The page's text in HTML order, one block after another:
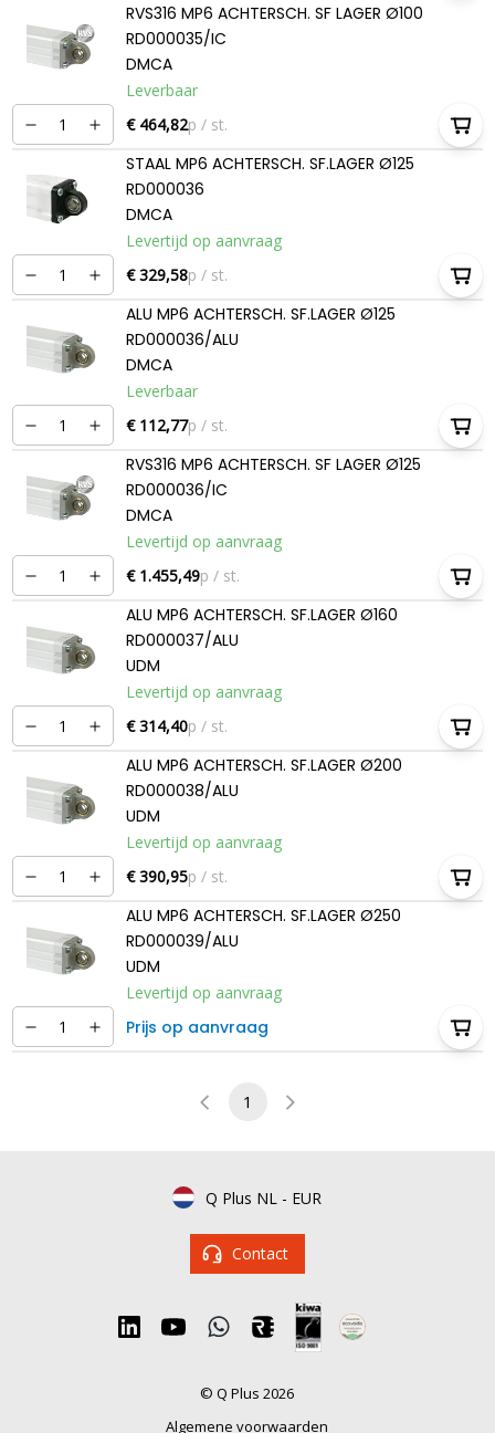
RVS316 MP6 ACHTERSCH. SF LAGER Ø100
RD000035/IC
DMCA
Leverbaar
€ 464,82p / st.
STAAL MP6 ACHTERSCH. SF.LAGER Ø125
RD000036
DMCA
Levertijd op aanvraag
€ 329,58p / st.
ALU MP6 ACHTERSCH. SF.LAGER Ø125
RD000036/ALU
DMCA
Leverbaar
€ 112,77p / st.
RVS316 MP6 ACHTERSCH. SF LAGER Ø125
RD000036/IC
DMCA
Levertijd op aanvraag
€ 1.455,49p / st.
ALU MP6 ACHTERSCH. SF.LAGER Ø160
RD000037/ALU
UDM
Levertijd op aanvraag
€ 314,40p / st.
ALU MP6 ACHTERSCH. SF.LAGER Ø200
RD000038/ALU
UDM
Levertijd op aanvraag
€ 390,95p / st.
ALU MP6 ACHTERSCH. SF.LAGER Ø250
RD000039/ALU
UDM
Levertijd op aanvraag
Prijs op aanvraag
1
Q Plus NL - EUR
Contact
© Q Plus 2026
Algemene voorwaarden